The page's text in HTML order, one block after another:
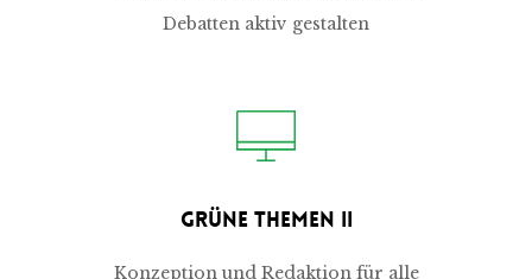
Debatten aktiv gestalten
Grüne Themen II
Konzeption und Redaktion für alle